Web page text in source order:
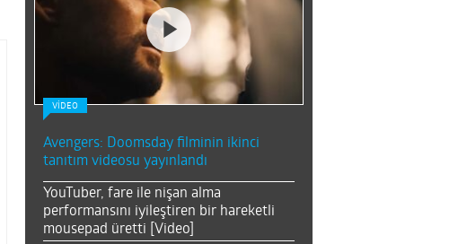
VİDEO
Avengers: Doomsday filminin ikinci
tanıtım videosu yayınlandı
YouTuber, fare ile nişan alma
performansını iyileştiren bir hareketli
mousepad üretti [Video]